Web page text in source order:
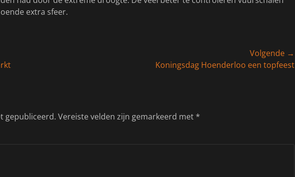
extra sfeer.
Volgende →
Koningsdag Hoenderloo een topfeest
gepubliceerd. Vereiste velden zijn gemarkeerd met *